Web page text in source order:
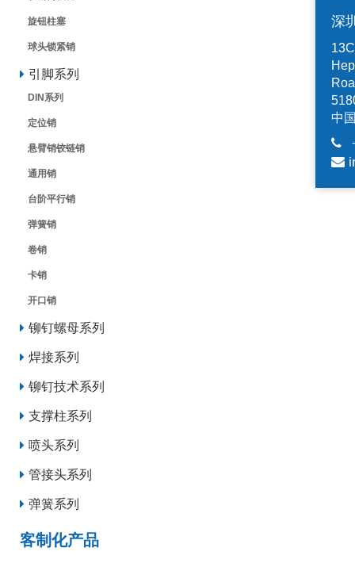
旋钮柱塞
球头锁紧销
引脚系列
DIN系列
定位销
悬臂销铰链销
通用销
台阶平行销
弹簧销
卷销
卡销
开口销
铆钉螺母系列
焊接系列
铆钉技术系列
支撑柱系列
喷头系列
管接头系列
弹簧系列
客制化产品
深
中